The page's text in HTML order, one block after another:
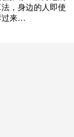
，身边的人即使
过来…